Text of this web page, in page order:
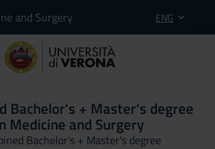
and Surgery ENG
Bachelor's + Master's degree
Medicine and Surgery
Bachelor's + Master's degree